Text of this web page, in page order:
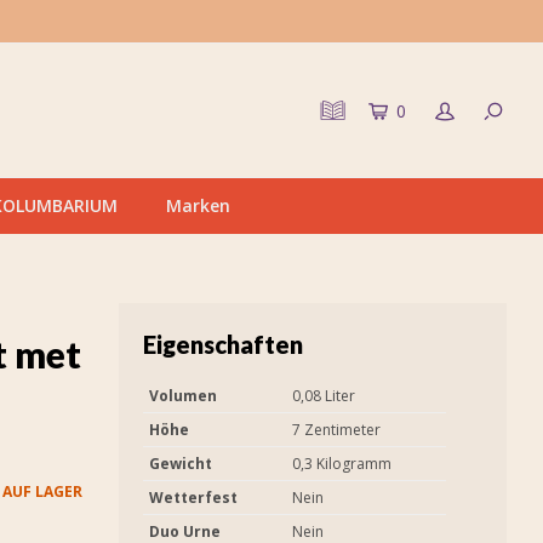
0
Marken
met
LAGER
Eigenschaften
Volumen
0,08 Liter
Höhe
7 Zentimeter
Gewicht
0,3 Kilogramm
Wetterfest
Nein
Duo Urne
Nein